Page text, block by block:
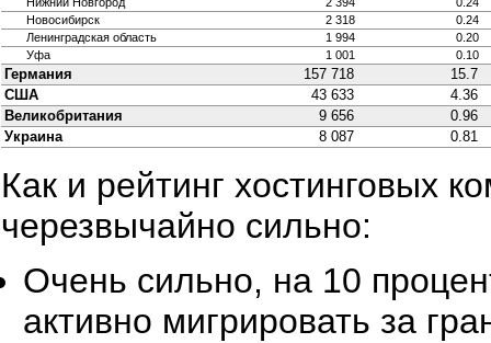
Новосибирск
2 318
0.24
Ленинградская область
1 994
0.20
Уфа
1 001 0.10
Германия 157 718
15.7
США
43 633
4.36
Великобритания
9 656
0.96
Украина
8 087 0.81
Как и рейтинг хостинговых
черезвычайно сильно:
Очень сильно, на 10
активно мигрировать за